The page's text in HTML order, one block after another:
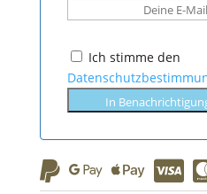
Ich stimme den
In
   